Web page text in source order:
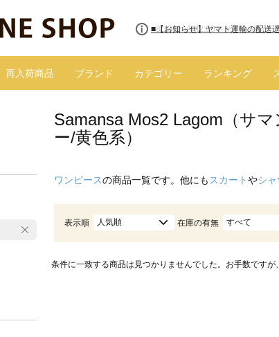
■8/13(木)AM2:00～サイトメンテ
再入荷商品 ブランド カテゴリー ランキング
Samansa Mos2 Lagom（サ
ー/黄色系）
ワンピースの商品一覧です。他にも スカートやシ
表示順 人気順 在庫の有無 すべて
条件に一致する商品は見つかりませんでした。お手数ですが